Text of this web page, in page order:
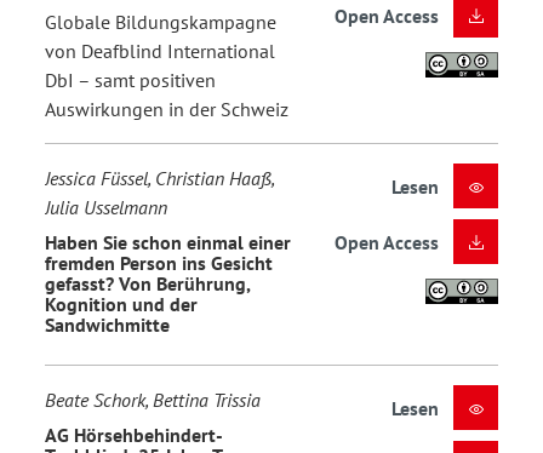
Globale Bildungskampagne
von Deafblind International
DbI – samt positiven
Auswirkungen in der Schweiz
Open Access
Jessica Füssel, Christian Haaß,
Julia Usselmann
Haben Sie schon einmal einer
fremden Person ins Gesicht
gefasst? Von Berührung,
Kognition und der
Sandwichmitte
Lesen
Open Access
Beate Schork, Bettina Trissia
AG Hörsehbehindert-
Lesen